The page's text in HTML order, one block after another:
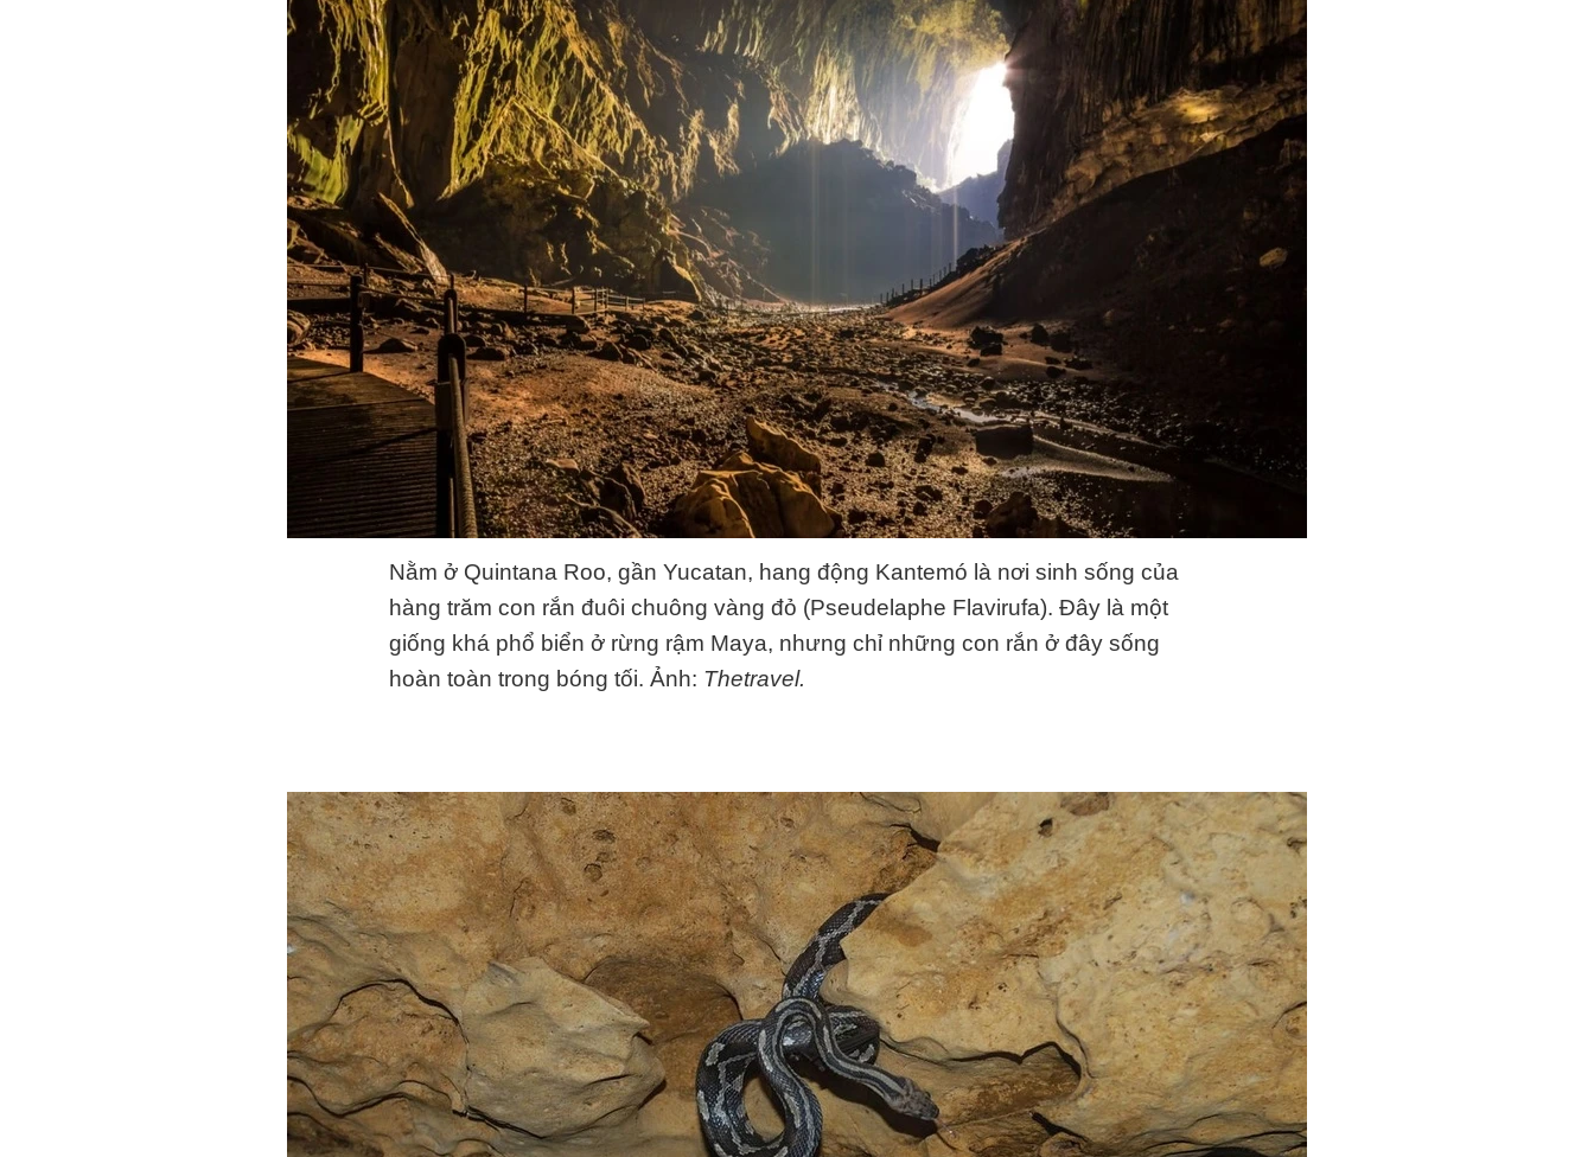
Nằm ở Quintana Roo, gần Yucatan, hang động Kantemó là nơi sinh sống của
hàng trăm con rắn đuôi chuông vàng đỏ (Pseudelaphe Flavirufa). Đây là một
giống khá phổ biển ở rừng rậm Maya, nhưng chỉ những con rắn ở đây sống
hoàn toàn trong bóng tối. Ảnh: Thetravel.